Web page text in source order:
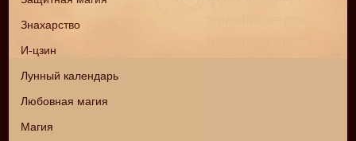
Знахарство
И-цзин
Лунный календарь
Любовная магия
Магия